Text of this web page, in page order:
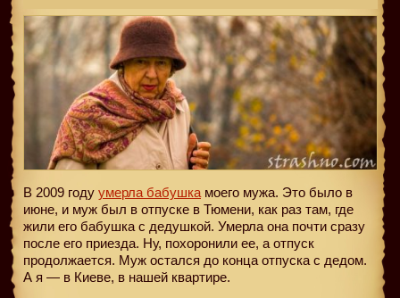
В 2009 году умерла бабушка моего мужа. Это было в
июне, и муж был в отпуске в Тюмени, как раз там, где
жили его бабушка с дедушкой. Умерла она почти сразу
после его приезда. Ну, похоронили ее, а отпуск
продолжается. Муж остался до конца отпуска с дедом.
А я — в Киеве, в нашей квартире.